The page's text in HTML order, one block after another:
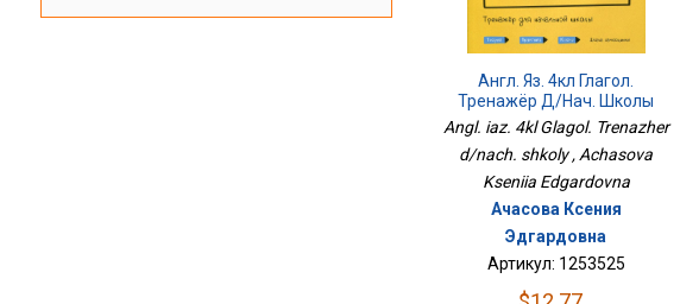
Англ. Яз. 4кл Глагол.
Тренажёр Д/нач. Школы
Angl. iaz. 4kl Glagol. Trenazher
d/nach. shkoly , Achasova
Kseniia Edgardovna
Ачасова Ксения
Эдгардовна
Артикул: 1253525